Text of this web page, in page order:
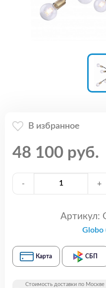
В избранное
48 100 руб.
- +
Артикул:
Globo
Карта СБП
Стоимость доставки по Москве